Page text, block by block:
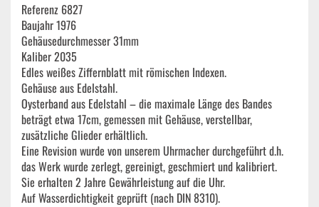
Referenz 6827
Baujahr 1976
Gehäusedurchmesser 31mm
Kaliber 2035
Edles weißes Ziffernblatt mit römischen Indexen.
Gehäuse aus Edelstahl.
Oysterband aus Edelstahl – die maximale Länge des Bandes
beträgt etwa 17cm, gemessen mit Gehäuse, verstellbar,
zusätzliche Glieder erhältlich.
Eine Revision wurde von unserem Uhrmacher durchgeführt d.h.
das Werk wurde zerlegt, gereinigt, geschmiert und kalibriert.
Sie erhalten 2 Jahre Gewährleistung auf die Uhr.
Auf Wasserdichtigkeit geprüft (nach DIN 8310).